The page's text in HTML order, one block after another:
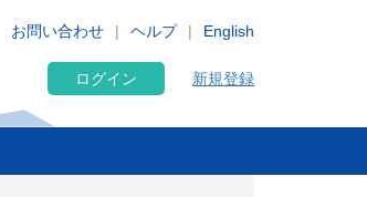
English
お問い合わせ ヘルプ
ログイン 新規登録